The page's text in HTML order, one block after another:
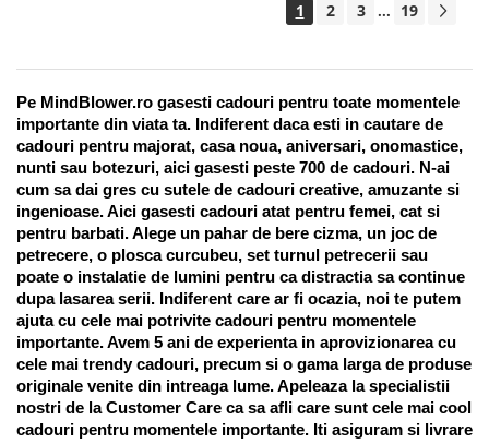
1 2 3 ... 19
Pe MindBlower.ro gasesti cadouri pentru toate momentele
importante din viata ta. Indiferent daca esti in cautare de
cadouri pentru majorat, casa noua, aniversari, onomastice,
nunti sau botezuri, aici gasesti peste 700 de cadouri. N-ai
cum sa dai gres cu sutele de cadouri creative, amuzante si
ingenioase. Aici gasesti cadouri atat pentru femei, cat si
pentru barbati. Alege un pahar de bere cizma, un joc de
petrecere, o plosca curcubeu, set turnul petrecerii sau
poate o instalatie de lumini pentru ca distractia sa continue
dupa lasarea serii. Indiferent care ar fi ocazia, noi te putem
ajuta cu cele mai potrivite cadouri pentru momentele
importante. Avem 5 ani de experienta in aprovizionarea cu
cele mai trendy cadouri, precum si o gama larga de produse
originale venite din intreaga lume. Apeleaza la specialistii
nostri de la Customer Care ca sa afli care sunt cele mai cool
cadouri pentru momentele importante. Iti asiguram si livrare